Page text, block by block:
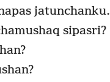
jatunchanku.
sipasri?